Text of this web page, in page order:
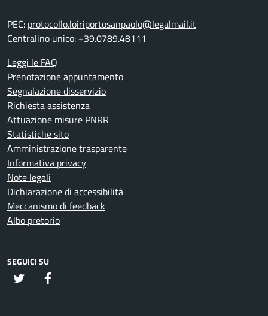
PEC: protocollo.loiriportosanpaolo@legalmail.it
Centralino unico: +39.0789.48111
Leggi le FAQ
Prenotazione appuntamento
Segnalazione disservizio
Richiesta assistenza
Attuazione misure PNRR
Statistiche sito
Amministrazione trasparente
Informativa privacy
Note legali
Dichiarazione di accessibilità
Meccanismo di feedback
Albo pretorio
SEGUICI SU
twitter